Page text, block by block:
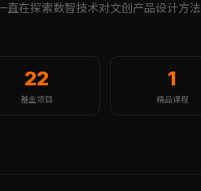
直在探索数智技术对文创产品设计方法
22
基金项目
1
精品课程